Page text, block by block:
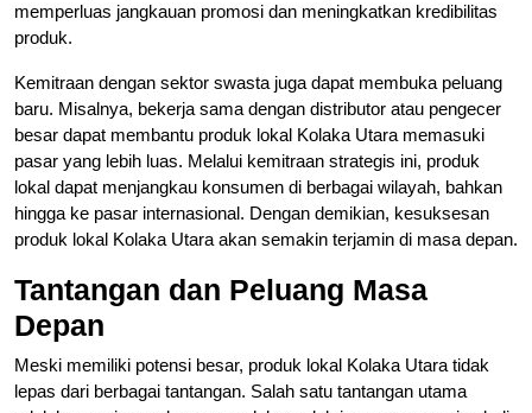
memperluas jangkauan promosi dan meningkatkan kredibilitas
produk.
Kemitraan dengan sektor swasta juga dapat membuka peluang
baru. Misalnya, bekerja sama dengan distributor atau pengecer
besar dapat membantu produk lokal Kolaka Utara memasuki
pasar yang lebih luas. Melalui kemitraan strategis ini, produk
lokal dapat menjangkau konsumen di berbagai wilayah, bahkan
hingga ke pasar internasional. Dengan demikian, kesuksesan
produk lokal Kolaka Utara akan semakin terjamin di masa depan.
Tantangan dan Peluang Masa
Depan
Meski memiliki potensi besar, produk lokal Kolaka Utara tidak
lepas dari berbagai tantangan. Salah satu tantangan utama